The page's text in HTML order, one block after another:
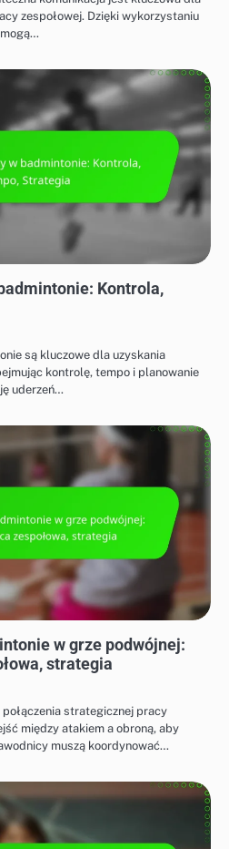
zespołowej. Dzięki wykorzystaniu
Kontrola,
są kluczowe dla uzyskania
kontrolę, tempo i planowanie
uderzeń…
w grze podwójnej:
strategia
strategicznej pracy
między atakiem a obroną, aby
muszą koordynować…